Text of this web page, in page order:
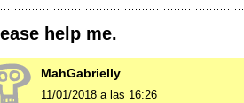
help me.
MahGabrielly
11/01/2018 a las 16:26